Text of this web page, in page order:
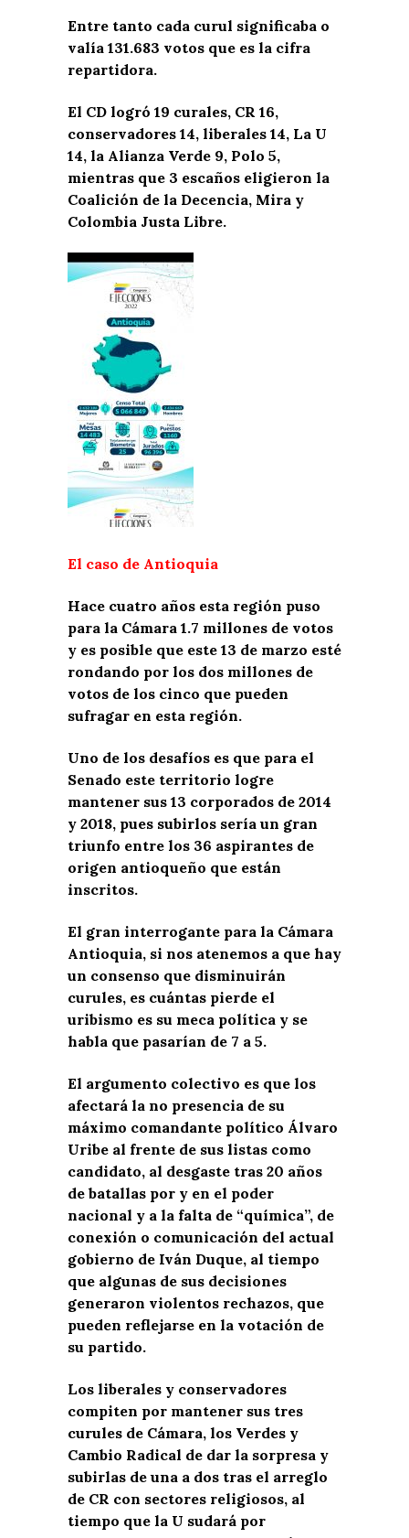
Entre tanto cada curul significaba o
valía 131.683 votos que es la cifra
repartidora.
El CD logró 19 curales, CR 16,
conservadores 14, liberales 14, La U
14, la Alianza Verde 9, Polo 5,
mientras que 3 escaños eligieron la
Coalición de la Decencia, Mira y
Colombia Justa Libre.
El caso de Antioquia
Hace cuatro años esta región puso
para la Cámara 1.7 millones de votos
y es posible que este 13 de marzo esté
rondando por los dos millones de
votos de los cinco que pueden
sufragar en esta región.
Uno de los desafíos es que para el
Senado este territorio logre
mantener sus 13 corporados de 2014
y 2018, pues subirlos sería un gran
triunfo entre los 36 aspirantes de
origen antioqueño que están
inscritos.
El gran interrogante para la Cámara
Antioquia, si nos atenemos a que hay
un consenso que disminuirán
curules, es cuántas pierde el
uribismo es su meca política y se
habla que pasarían de 7 a 5.
El argumento colectivo es que los
afectará la no presencia de su
máximo comandante político Álvaro
Uribe al frente de sus listas como
candidato, al desgaste tras 20 años
de batallas por y en el poder
nacional y a la falta de “química”, de
conexión o comunicación del actual
gobierno de Iván Duque, al tiempo
que algunas de sus decisiones
generaron violentos rechazos, que
pueden reflejarse en la votación de
su partido.
Los liberales y conservadores
compiten por mantener sus tres
curules de Cámara, los Verdes y
Cambio Radical de dar la sorpresa y
subirlas de una a dos tras el arreglo
de CR con sectores religiosos, al
tiempo que la U sudará por